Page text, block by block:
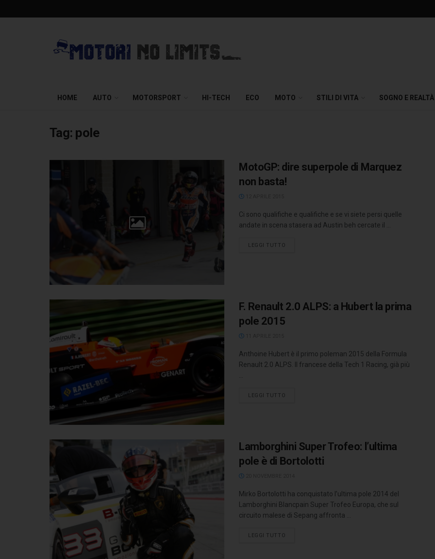
HOME AUTO MOTORSPORT HI-TECH ECO MOTO STILI DI VITA SOGNO E REALTÀ
Tag: pole
MotoGP: dire superpole di Marquez
non basta!
Ci sono qualifiche e qualifiche e se vi siete persi quelle
andate in scena stasera ad Austin beh cercate il ...
LEGGI TUTTO
F. Renault 2.0 ALPS: a Hubert la prima
pole 2015
Anthoine Hubert è il primo poleman 2015 della Formula
Renault 2.0 ALPS. Il francese della Tech 1 Racing, già più
...
LEGGI TUTTO
Lamborghini Super Trofeo: l’ultima
pole è di Bortolotti
Mirko Bortolotti ha conquistato l’ultima pole 2014 del
Lamborghini Blancpain Super Trofeo Europa, che sul
circuito malese di Sepang affronta ...
LEGGI TUTTO